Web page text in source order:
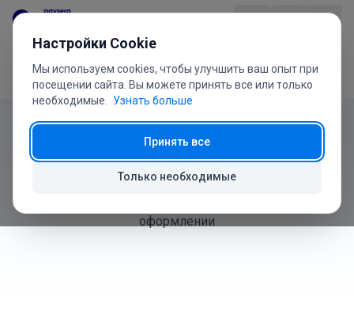
Перейти к содержанию
Продукт
Отрасли
Цены
Вопросы
Главная Руководство пользователя Скидки
Скидки
оформлении
Настройки Cookie
Мы используем cookies, чтобы улучшить ваш опыт при
посещении сайта. Вы можете принять все или только
необходимые.
Узнать больше
Только необходимые
Принять все